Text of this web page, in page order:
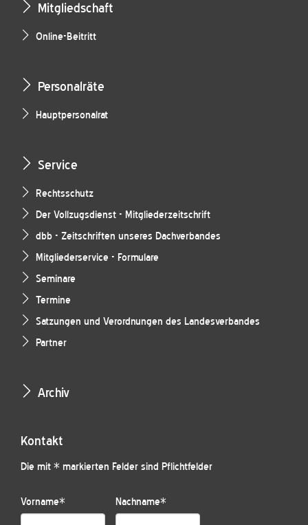
Mitgliedschaft
Online-Beitritt
Personalräte
Hauptpersonalrat
Service
Rechtsschutz
Der Vollzugsdienst - Mitgliederzeitschrift
dbb - Zeitschriften unseres Dachverbandes
Mitgliederservice - Formulare
Seminare
Termine
Satzungen und Verordnungen des Landesverbandes
Partner
Archiv
Kontakt
Die mit * markierten Felder sind Pflichtfelder
Vorname* Nachname*